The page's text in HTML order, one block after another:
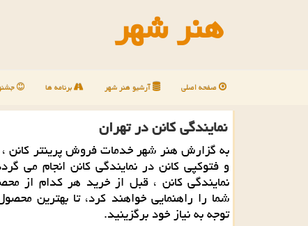
هنر شهر
صفحه اصلی آرشیو هنر شهر برنامه ها
نمایندگی كانن در تهران
به گزارش هنر شهر خدمات فروش پرینتر كانن ،
و فتوكپی كانن در نمایندگی كانن انجام می
نمایندگی كانن ، قبل از خرید هر كدام از
شما را راهنمایی خواهند كرد، تا بهترین
توجه به نیاز خود برگزینید.